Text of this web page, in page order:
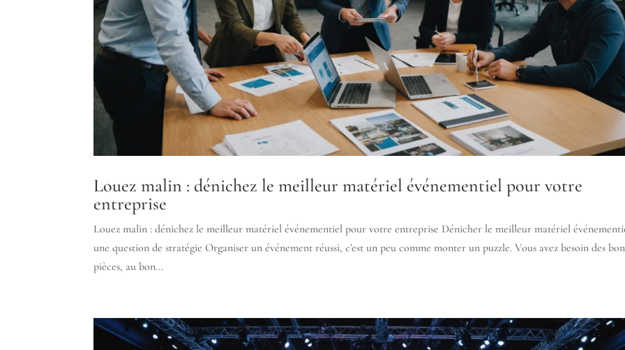
Louez malin : dénichez le meilleur matériel événementiel pour votre
entreprise
Louez malin : dénichez le meilleur matériel événementiel pour votre entreprise Dénicher le meilleur matériel
une question de stratégie Organiser un événement réussi, c’est un peu comme monter un puzzle. Vous avez besoin des
pièces, au bon...